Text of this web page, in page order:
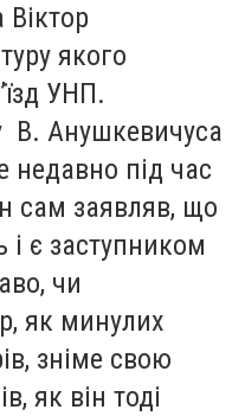
якого
УНП.
В. Анушкевичуса
під час
сам заявляв, що
є заступником
чи
як минулих
зніме свою
як він тоді